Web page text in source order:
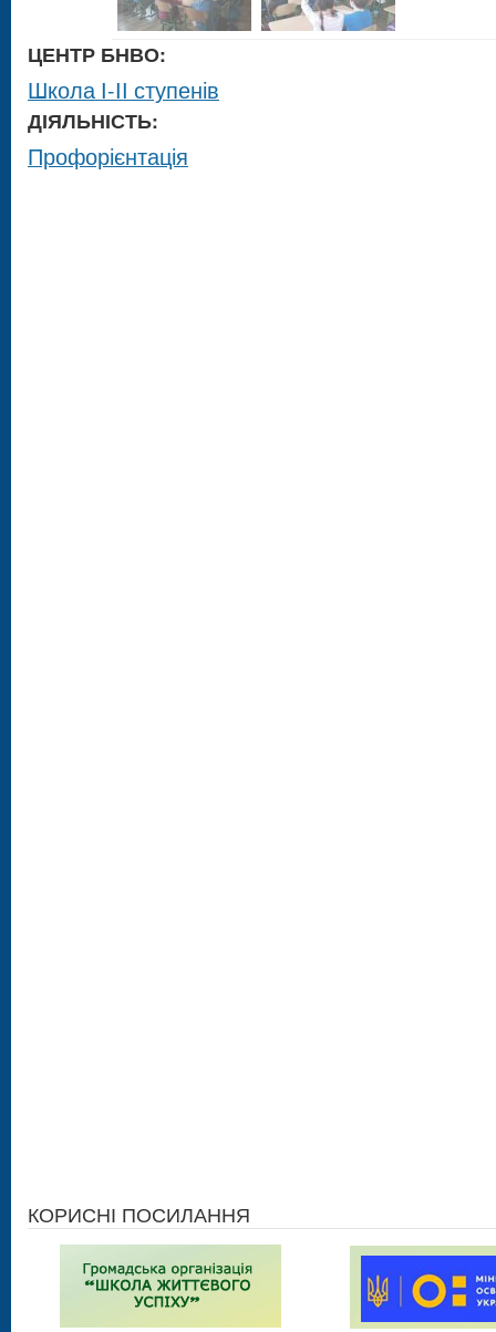
ЦЕНТР БНВО:
Школа І-ІІ ступенів
ДІЯЛЬНІСТЬ:
Профорієнтація
КОРИСНІ ПОСИЛАННЯ